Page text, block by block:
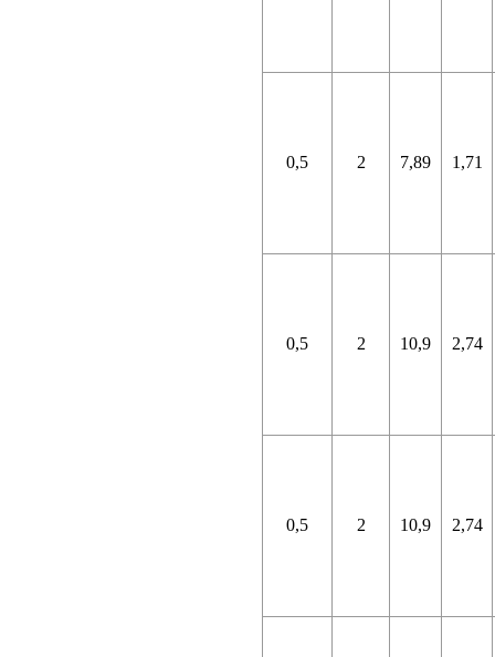
0,5 2 7,89 1,71
0,5 2 10,9 2,74
0,5 2 10,9 2,74